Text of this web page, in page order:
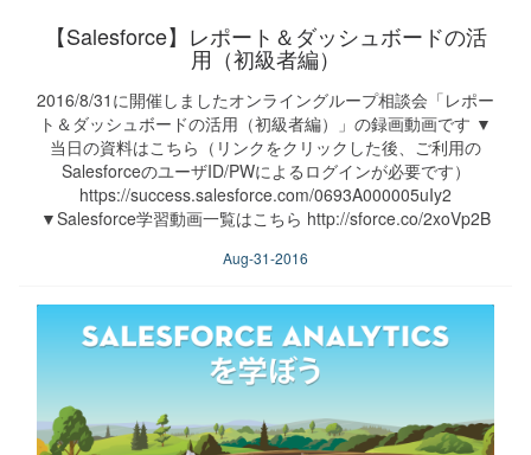
【Salesforce】レポート＆ダッシュボードの活
用（初級者編）
2016/8/31に開催しましたオンライングループ相談会「レポー
ト＆ダッシュボードの活用（初級者編）」の録画動画です ▼
当日の資料はこちら（リンクをクリックした後、ご利用の
SalesforceのユーザID/PWによるログインが必要です）
https://success.salesforce.com/0693A000005uIy2
▼Salesforce学習動画一覧はこちら http://sforce.co/2xoVp2B
Aug-31-2016